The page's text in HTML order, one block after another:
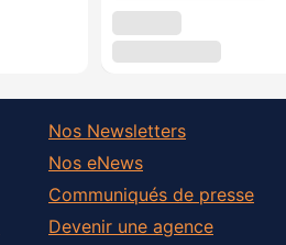
Nos Newsletters
Nos eNews
Communiqués de presse
Devenir une agence